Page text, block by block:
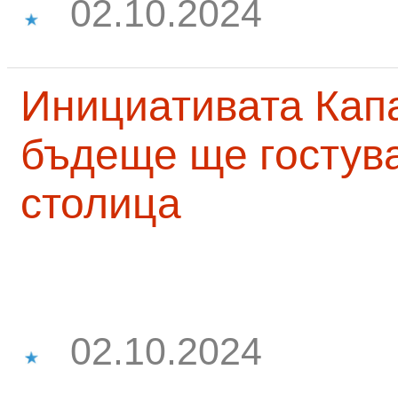
02.10.2024
Инициативата
бъдеще ще
столица
02.10.2024